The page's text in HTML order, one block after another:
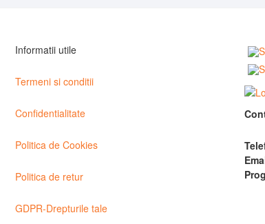
Informatii utile
Termeni si conditii
Confidentialitate
Politica de Cookies
Politica de retur
GDPR-Drepturile tale